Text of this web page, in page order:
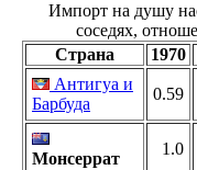
Импорт на душу
соседях,
Страна
1970
Антигуа и
Барбуда
0.59
Монсеррат
1.0